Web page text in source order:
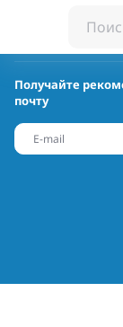
Получайте
почту